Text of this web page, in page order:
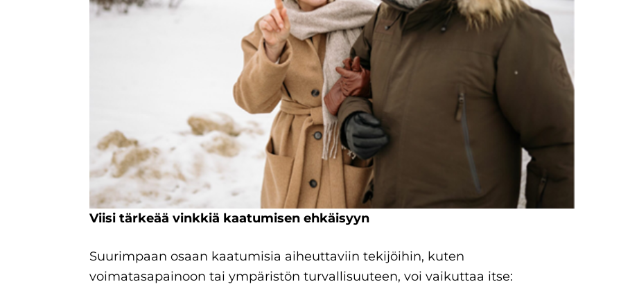
Viisi tärkeää vinkkiä kaatumisen ehkäisyyn
Suurimpaan osaan kaatumisia aiheuttaviin tekijöihin, kuten
voimatasapainoon tai ympäristön turvallisuuteen, voi vaikuttaa itse: